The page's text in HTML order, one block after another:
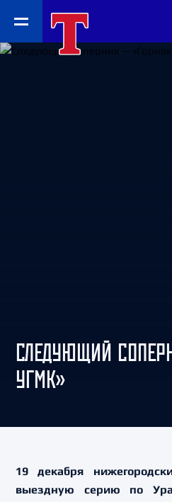
СЛЕДУЮЩИЙ
УГМК»
19 декабря
выездную серию по